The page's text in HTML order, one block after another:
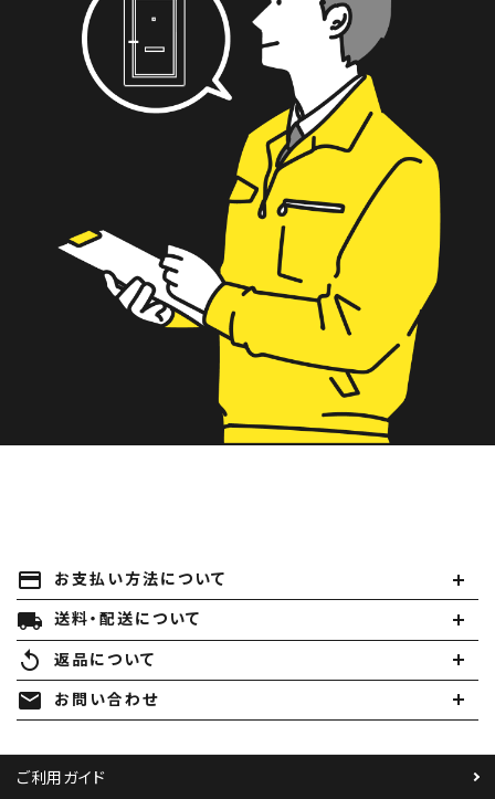
payment お支払い方法について
local_shipping 送料・配送について
replay 返品について
mail お問い合わせ
ご利用ガイド